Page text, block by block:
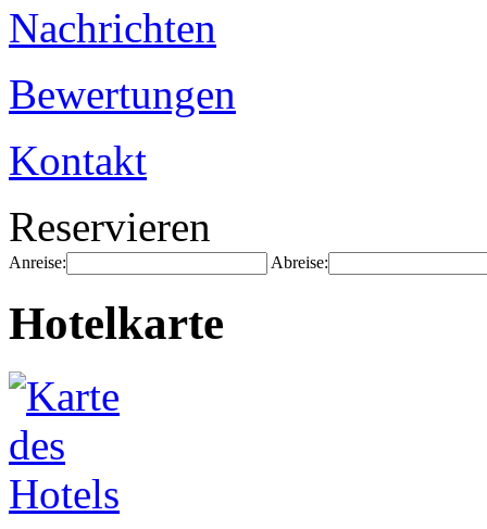
Nachrichten
Bewertungen
Kontakt
Reservieren
Anreise: Abreise:
Hotelkarte